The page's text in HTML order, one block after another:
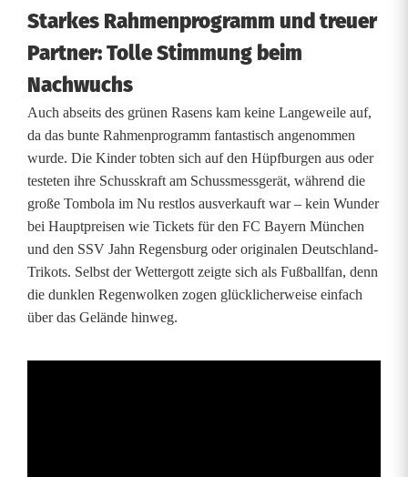
h
b
a
u
e
r
J
u
n
Starkes Rahmenprogramm und treuer
Partner: Tolle Stimmung beim
Nachwuchs
Auch abseits des grünen Rasens kam keine Langeweile auf,
da das bunte Rahmenprogramm fantastisch angenommen
wurde. Die Kinder tobten sich auf den Hüpfburgen aus oder
testeten ihre Schusskraft am Schussmessgerät, während die
große Tombola im Nu restlos ausverkauft war – kein Wunder
bei Hauptpreisen wie Tickets für den FC Bayern München
und den SSV Jahn Regensburg oder originalen Deutschland-
Trikots. Selbst der Wettergott zeigte sich als Fußballfan, denn
die dunklen Regenwolken zogen glücklicherweise einfach
über das Gelände hinweg.